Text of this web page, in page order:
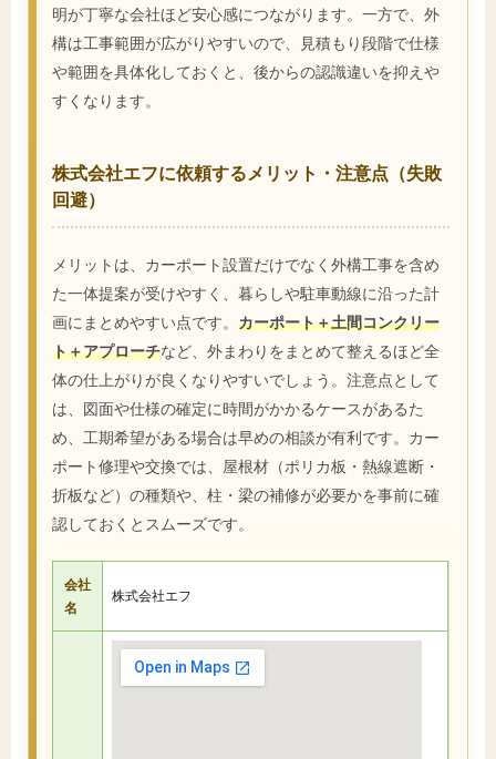
明が丁寧な会社ほど安心感につながります。一方で、外
構は工事範囲が広がりやすいので、見積もり段階で仕様
や範囲を具体化しておくと、後からの認識違いを抑えや
すくなります。
株式会社エフに依頼するメリット・注意点（失敗
回避）
メリットは、カーポート設置だけでなく外構工事を含め
た一体提案が受けやすく、暮らしや駐車動線に沿った計
画にまとめやすい点です。 カーポート＋土間コンクリー
ト＋アプローチなど、外まわりをまとめて整えるほど全
体の仕上がりが良くなりやすいでしょう。注意点として
は、図面や仕様の確定に時間がかかるケースがあるた
め、工期希望がある場合は早めの相談が有利です。カー
ポート修理や交換では、屋根材（ポリカ板・熱線遮断・
折板など）の種類や、柱・梁の補修が必要かを事前に確
認しておくとスムーズです。
会社
名
株式会社エフ